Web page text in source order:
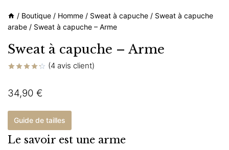
/ Boutique / Homme / Sweat à capuche / Sweat à capuche
arabe / Sweat à capuche – Arme
Sweat à capuche – Arme
5 basé
client
(4 avis client)
34,90 €
Guide de tailles
Le savoir est une arme